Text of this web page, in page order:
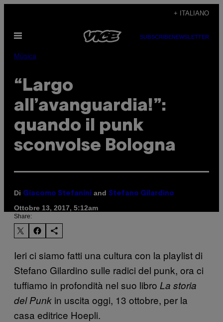
contenuto
+ ITALIANO
Apri
SUBSCRIBENEWSLETTER
Música
“Largo
all’avanguardia!”:
quando il punk
sconvolse Bologna
Di Giacomo Stefanini and Stefano Gilardino
Ottobre 13, 2017, 5:12am
Share:
Ieri ci siamo fatti una cultura con la playlist di
Stefano Gilardino sulle radici del punk, ora ci
tuffiamo in profondità nel suo libro La storia
del Punk in uscita oggi, 13 ottobre, per la
casa editrice Hoepli.